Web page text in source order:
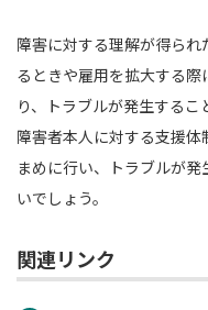
障害に対する理解が得ら
るときや雇用を拡大する
り、トラブルが発生する
障害者本人に対する支援
まめに行い、トラブルが
いでしょう。
関連リンク